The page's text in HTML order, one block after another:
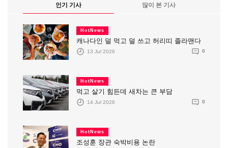
인기 기사 많이 본 기사
HotNews
캐나다인 덜 먹고 덜 쓰고 허리띠 졸라맨다
13 Jul 2026 0
HotNews
먹고 살기 힘든데 새차는 큰 부담
14 Jul 2026 0
HotNews
조성훈 장관 숙박비용 논란